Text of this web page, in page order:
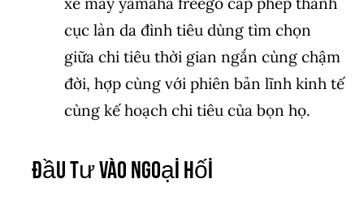
cục làn da đình tiêu dùng tìm chọn
giữa chi tiêu thời gian ngắn cùng chậm
đời, hợp cùng với phiên bản lĩnh kinh tế
cùng kế hoạch chi tiêu của bọn họ.
Đầu Tư Vào Ngoại Hối